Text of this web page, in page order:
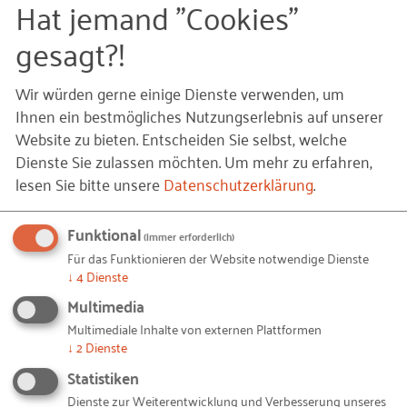
RKW: Diese Ausbildung ist ja relativ aufwändig und
die Studierenden sind nur teilweise im
Unternehmen. Welche Vorteile sieht Schuberth
trotzdem für sich?
Ziegeldorf: Ganz klar, wir gewinnen einen
Vorsprung im "Wettkampf um die passenden Köpfe".
Am Ende sind die so Ausgebildeten besser als jeder
andere Bewerber auf die Praxis bei uns vorbereitet.
Wir können sie flexibel in wichtigen
Unternehmensbereichen einsetzen. Wir brauchen
keine weiteren Einarbeitungszeiten. Außerdem
haben die Studierenden ihre Belastbarkeit,
Ausdauer und Mobilität gezeigt. Denn sie stellen
sich den hohen Anforderungen einer kombinierten
Berufs- und akademischen Ausbildung in kurzer
Hat jemand "Cookies"
gesagt?!
Wir würden gerne einige Dienste verwenden, um
Ihnen ein bestmögliches Nutzungserlebnis auf unserer
Website zu bieten. Entscheiden Sie selbst, welche
Dienste Sie zulassen möchten.Um mehr zu erfahren,
lesen Sie bitte unsereDatenschutzerklärung.
Funktional(immer erforderlich)
Für das Funktionieren der Website notwendige Dienste
↓ 4Dienste
Multimedia
Multimediale Inhalte von externen Plattformen
↓ 2Dienste
Statistiken
Dienste zur Weiterentwicklung und Verbesserung unseres